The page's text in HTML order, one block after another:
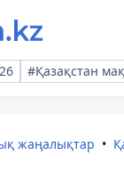
#Қазақстан
жаңалықтар